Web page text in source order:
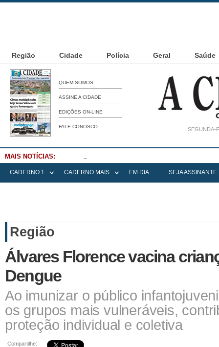
Região Cidade Polícia Geral Saúde
QUEM SOMOS
ASSINE A CIDADE
EDIÇÕES ON-LINE
FALE CONOSCO SEGUNDA-
MAIS NOTÍCIAS:
CADERNO 1 CADERNO MAIS EM DIA SEJA ASSINANTE
Região
Álvares Florence vacina
Dengue
Ao imunizar o público
os grupos mais vulneráveis,
proteção individual e coletiva
Compartilhe: